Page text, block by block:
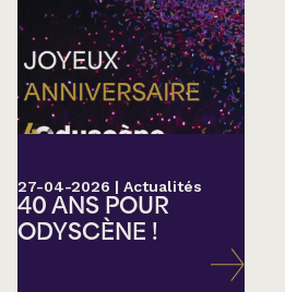
27-04-2026 | Actualités
40 ANS POUR
ODYSCÈNE !